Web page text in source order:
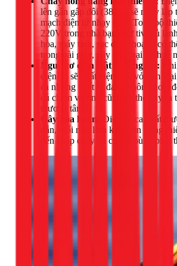
lên gần gấp đôi (380V) sẽ ngay lập
mạch điện tử nhạy cảm. Toàn bộ
220V trong nhà bạn như tivi, tủ
hòa, máy tính, sạc điện thoại... có
trong vài giây, gây thiệt hại kinh tế
Nguy cơ điện giật chết người:
điện áp sẽ xuất hiện trên vỏ kim loại
cả những thiết bị đang không hoạt
cú chạm vô tình cũng có thể gây ra
thương tâm.
Gây hỏa hoạn:
Điện áp cao bất
dẫn, mối nối, linh kiện bên trong
đến chập cháy và có thể bùng phát